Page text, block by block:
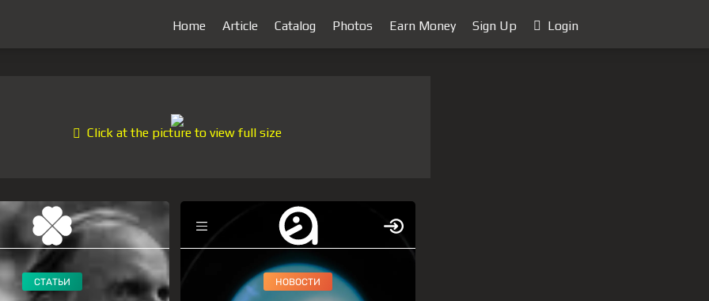
Home Article Catalog Photos Earn Money Sign Up Login
Click at the picture to view full size